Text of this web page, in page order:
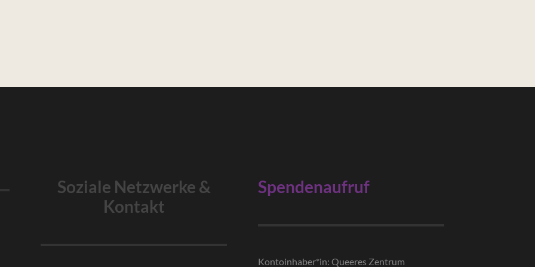
Soziale Netzwerke &
Kontakt
Spendenaufruf
Kontoinhaber*in: Queeres Zentrum